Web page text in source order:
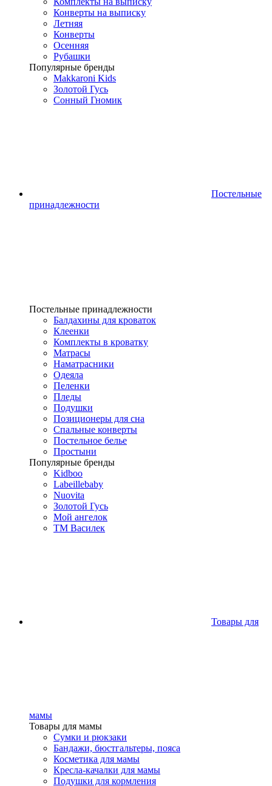
Конверты на выписку
Летняя
Конверты
Осенняя
Рубашки
Популярные бренды
Makkaroni Kids
Золотой Гусь
Сонный Гномик
Постельные
принадлежности
Постельные принадлежности
Балдахины для кроваток
Клеенки
Комплекты в кроватку
Матрасы
Наматрасники
Одеяла
Пеленки
Пледы
Подушки
Позиционеры для сна
Спальные конверты
Постельное белье
Простыни
Популярные бренды
Kidboo
Labeillebaby
Nuovita
Золотой Гусь
Мой ангелок
ТМ Василек
Товары для
мамы
Товары для мамы
Сумки и рюкзаки
Бандажи, бюстгальтеры, пояса
Косметика для мамы
Кресла-качалки для мамы
Подушки для кормления